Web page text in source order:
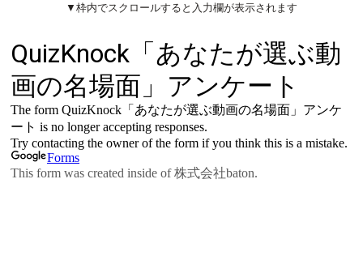
▼枠内でスクロールすると入力欄が表示されます